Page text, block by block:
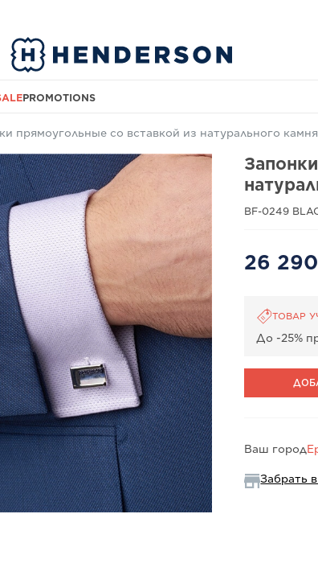
PROMOTIONS
прямоугольные со вставкой из натурального
BF-0249
26
ТОВАР
До -25%
Ваш город
Забрать